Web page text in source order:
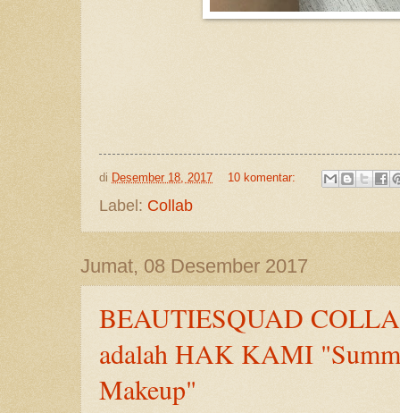
di Desember 18, 2017 10 komentar:
Label: Collab
Jumat, 08 Desember 2017
BEAUTIESQUAD
adalah HAK KAMI
Makeup"